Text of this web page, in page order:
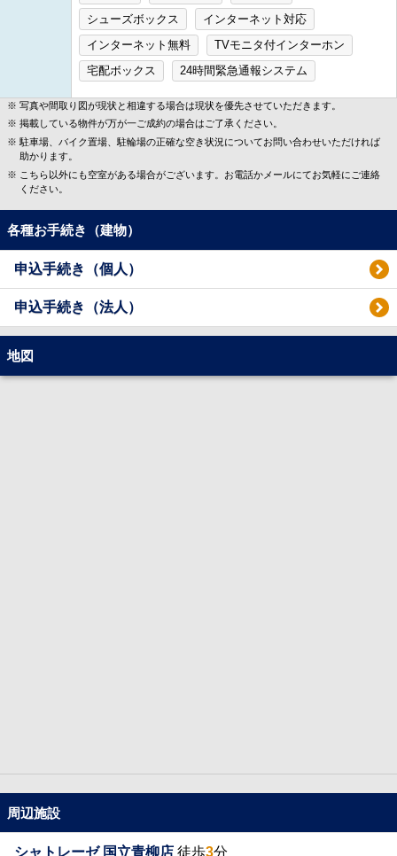
シューズボックス
インターネット対応
インターネット無料
TVモニタ付インターホン
宅配ボックス
24時間緊急通報システム
写真や間取り図が現状と相違する場合は現状を優先させていただきます。
掲載している物件が万が一ご成約の場合はご了承ください。
駐車場、バイク置場、駐輪場の正確な空き状況についてお問い合わせいただければ
助かります。
こちら以外にも空室がある場合がございます。お電話かメールにてお気軽にご連絡
ください。
各種お手続き（建物）
申込手続き（個人）
申込手続き（法人）
地図
周辺施設
シャトレーゼ 国立青柳店 徒歩3分